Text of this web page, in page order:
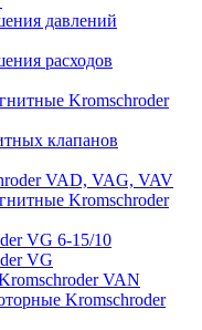
давлений
расходов
Kromschroder
клапанов
VAD, VAG, VAV
Kromschroder
VG 6-15/10
VG
VAN
Kromschroder